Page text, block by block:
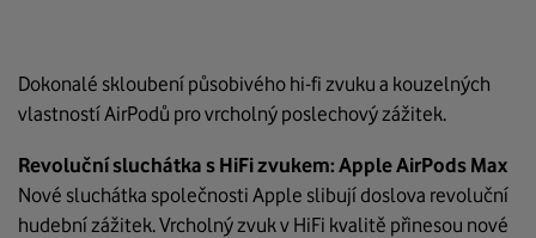
Dokonalé skloubení působivého hi-fi zvuku a kouzelných
vlastností AirPodů pro vrcholný poslechový zážitek.
Revoluční sluchátka s HiFi zvukem: Apple AirPods Max
Nové sluchátka společnosti Apple slibují doslova revoluční
hudební zážitek. Vrcholný zvuk v HiFi kvalitě přinesou nové